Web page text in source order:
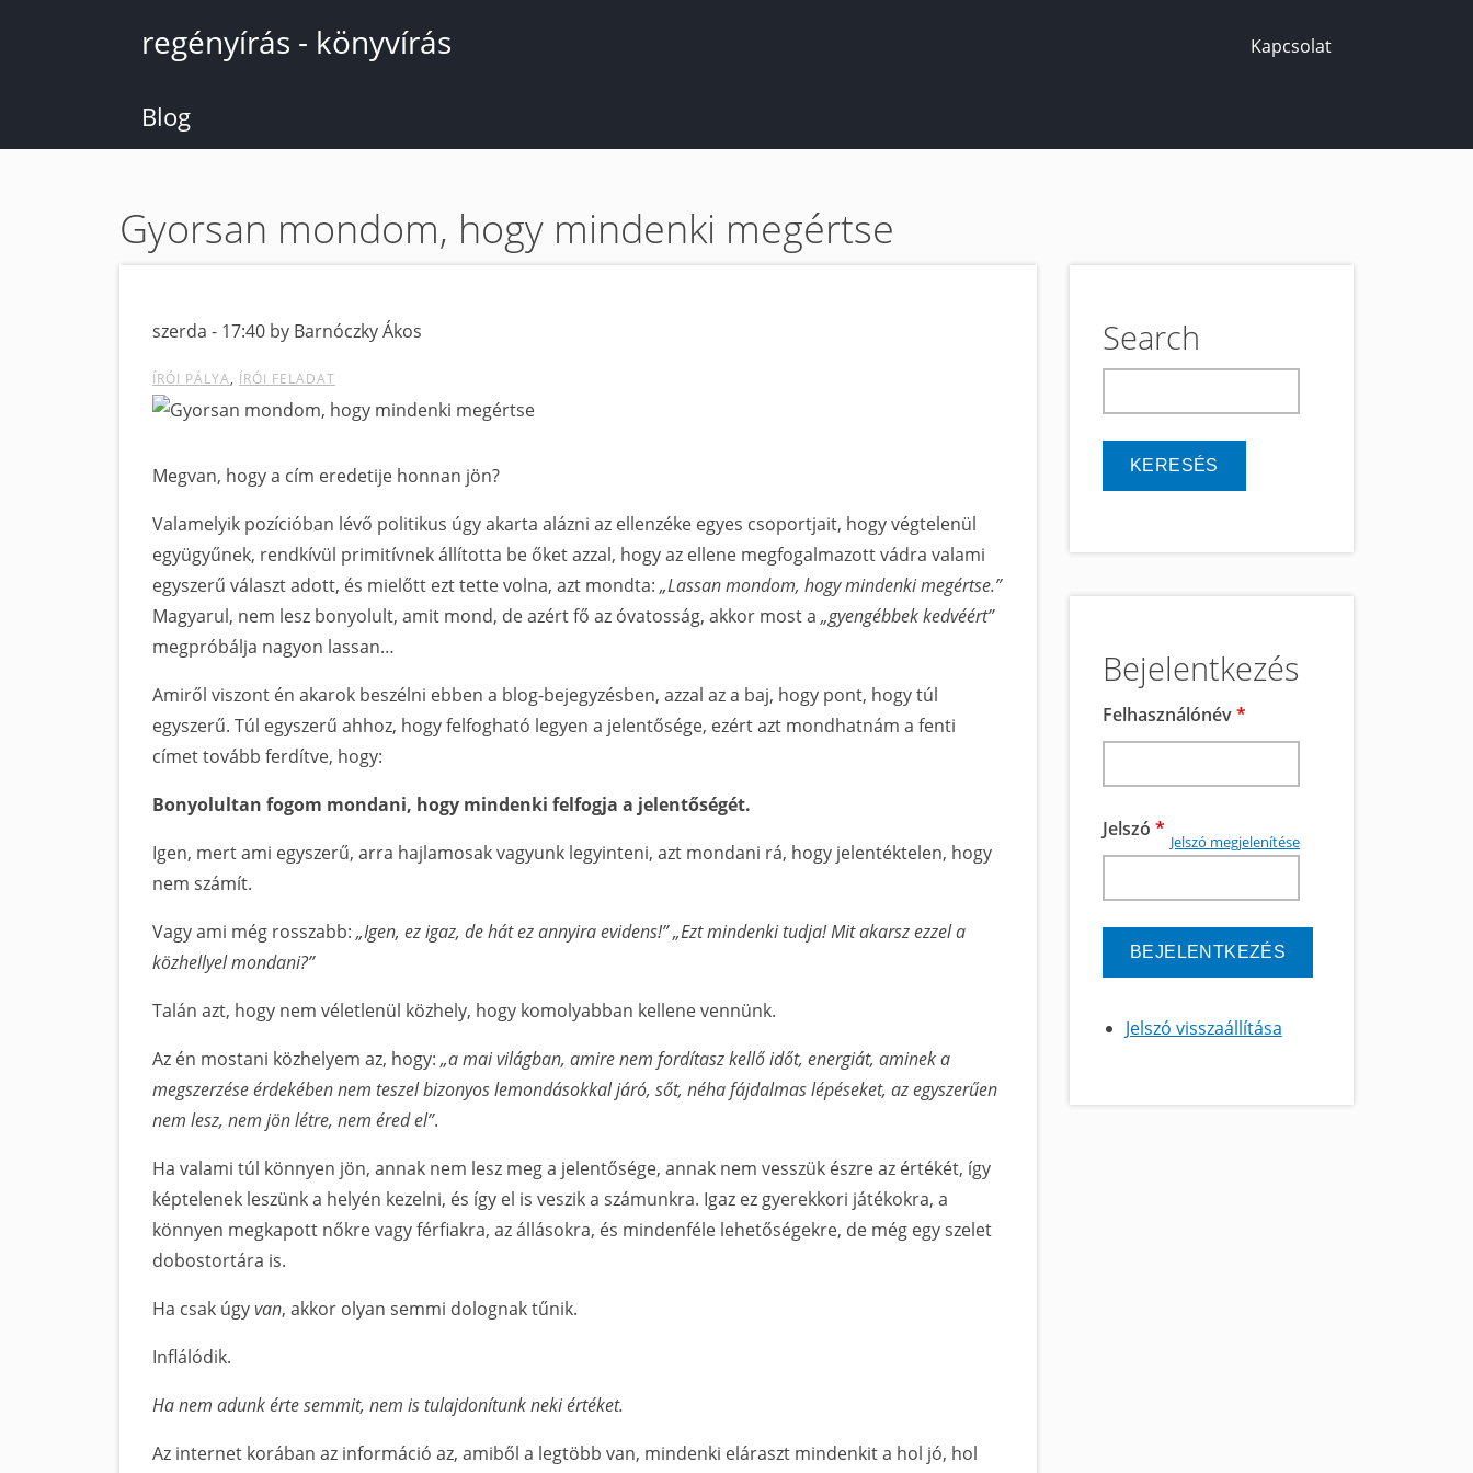
regényírás - könyvírás Kapcsolat
Blog
Gyorsan mondom, hogy mindenki megértse
szerda - 17:40 by Barnóczky Ákos
ÍRÓI PÁLYA ÍRÓI FELADAT
Megvan, hogy a cím eredetije honnan jön?
Valamelyik pozícióban lévő politikus úgy akarta alázni az ellenzéke egyes csoportjait, hogy végtelenül
együgyűnek, rendkívül primitívnek állította be őket azzal, hogy az ellene megfogalmazott vádra valami
egyszerű választ adott, és mielőtt ezt tette volna, azt mondta: „Lassan mondom, hogy mindenki megértse.”
Magyarul, nem lesz bonyolult, amit mond, de azért fő az óvatosság, akkor most a „gyengébbek kedvéért”
megpróbálja nagyon lassan…
Amiről viszont én akarok beszélni ebben a blog-bejegyzésben, azzal az a baj, hogy pont, hogy túl
egyszerű. Túl egyszerű ahhoz, hogy felfogható legyen a jelentősége, ezért azt mondhatnám a fenti
címet tovább ferdítve, hogy:
Bonyolultan fogom mondani, hogy mindenki felfogja a jelentőségét.
Igen, mert ami egyszerű, arra hajlamosak vagyunk legyinteni, azt mondani rá, hogy jelentéktelen, hogy
nem számít.
Vagy ami még rosszabb: „Igen, ez igaz, de hát ez annyira evidens!”„Ezt mindenki tudja! Mit akarsz ezzel a
közhellyel mondani?”
Talán azt, hogy nem véletlenül közhely, hogy komolyabban kellene vennünk.
Az én mostani közhelyem az, hogy: „a mai világban, amire nem fordítasz kellő időt, energiát, aminek a
megszerzése érdekében nem teszel bizonyos lemondásokkal járó, sőt, néha fájdalmas lépéseket, az egyszerűen
nem lesz, nem jön létre, nem éred el”.
Ha valami túl könnyen jön, annak nem lesz meg a jelentősége, annak nem vesszük észre az értékét, így
képtelenek leszünk a helyén kezelni, és így el is veszik a számunkra. Igaz ez gyerekkori játékokra, a
könnyen megkapott nőkre vagy férfiakra, az állásokra, és mindenféle lehetőségekre, de még egy szelet
dobostortára is.
Ha csak úgyvan, akkor olyan semmi dolognak tűnik.
Inflálódik.
Ha nem adunk érte semmit, nem is tulajdonítunk neki értéket.
Az internet korában az információ az, amiből a legtöbb van, mindenki eláraszt mindenkit a hol jó, hol
Search
Bejelentkezés
Felhasználónév*
Jelszó *
Jelszó megjelenítése
Jelszó visszaállítása